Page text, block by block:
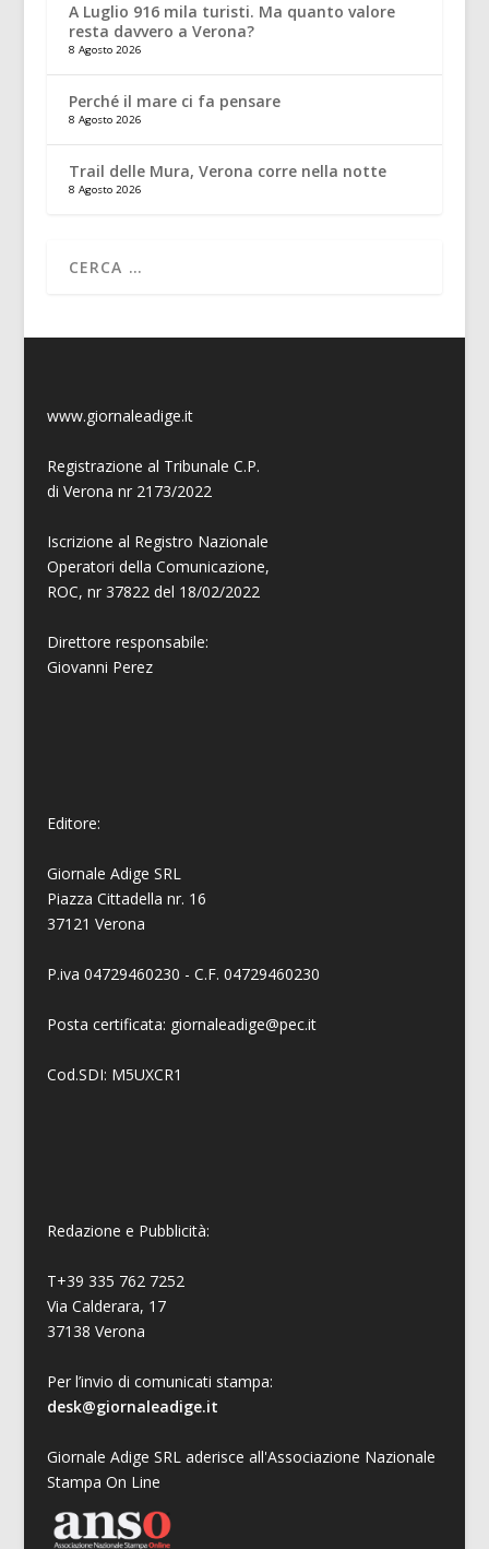
A Luglio 916 mila turisti. Ma quanto valore
resta davvero a Verona?
8 Agosto 2026
Perché il mare ci fa pensare
8 Agosto 2026
Trail delle Mura, Verona corre nella notte
8 Agosto 2026
www.giornaleadige.it
Registrazione al Tribunale C.P.
di Verona nr 2173/2022
Iscrizione al Registro Nazionale
Operatori della Comunicazione,
ROC, nr 37822 del 18/02/2022
Direttore responsabile:
Giovanni Perez
Editore:
Giornale Adige SRL
Piazza Cittadella nr. 16
37121 Verona
P.iva 04729460230 - C.F. 04729460230
Posta certificata: giornaleadige@pec.it
Cod.SDI: M5UXCR1
Redazione e Pubblicità:
T+39 335 762 7252
Via Calderara, 17
37138 Verona
Per l’invio di comunicati stampa:
desk@giornaleadige.it
Giornale Adige SRL aderisce all'Associazione Nazionale
Stampa On Line